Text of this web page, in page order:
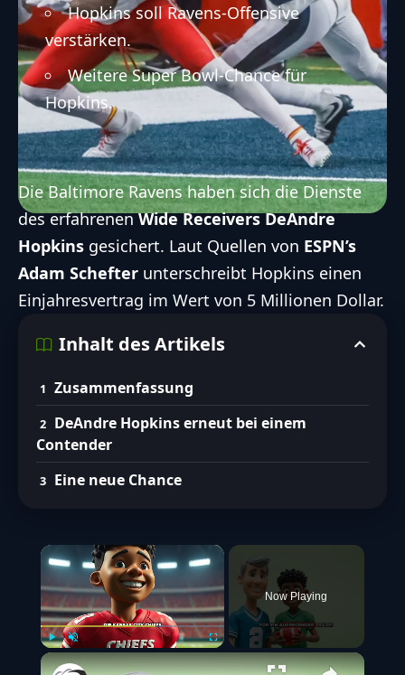
Hopkins soll Ravens-Offensive
verstärken.
Weitere Super Bowl-Chance für
Hopkins.
DieBaltimore Ravenshaben sich die Dienste
des erfahrenenWide ReceiversDeAndre
Hopkins gesichert. Laut Quellen von ESPN’s
Adam Schefter unterschreibt Hopkins einen
Einjahresvertrag im Wert von 5 Millionen Dollar.
Inhalt des Artikels
Zusammenfassung
DeAndre Hopkins erneut bei einem
Contender
Eine neue Chance
×
Play Unmute Fullscreen
Now Playing